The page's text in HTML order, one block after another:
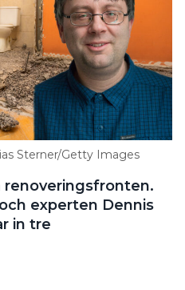
Sterner/Getty Images
experten Dennis
in tre